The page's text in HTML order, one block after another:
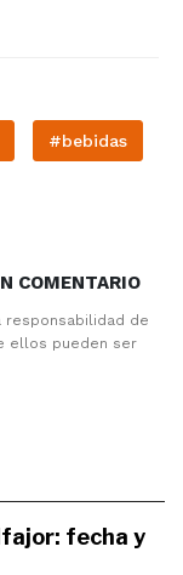
#bebidas
COMENTARIO
responsabilidad de
ellos pueden ser
fecha y